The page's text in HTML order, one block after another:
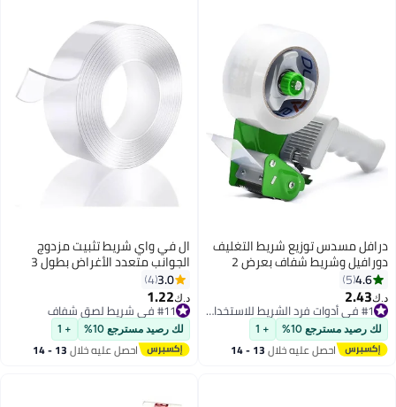
مسدس توزيع شريط التغليف
دورافيل وشريط شفاف بعرض 2
- شريط تغليف كرتوني، موزع
صناعي خفيف الوزن يُحمّل من
4.6
5
2.43
تم بيع +40 مؤخرًا
رصيد مسترجع 10% + 1
احصل عليه خلال 13 - 14
ال في واي شريط تثبيت مزدوج
الجوانب متعدد الأغراض بطول 3
أمتار، شريط لاصق قوي مزدوج،
قابل لإعادة الاستخدام، قابل للغسل،
قابل للإزالة، شريط لاصق
3.0
4
1.22
#11 في شريط لصق شفاف
تم بيع +10 مؤخرًا
#11 في شريط لصق شفاف
لك رصيد مسترجع 10% + 1
احصل عليه خلال 13 - 14